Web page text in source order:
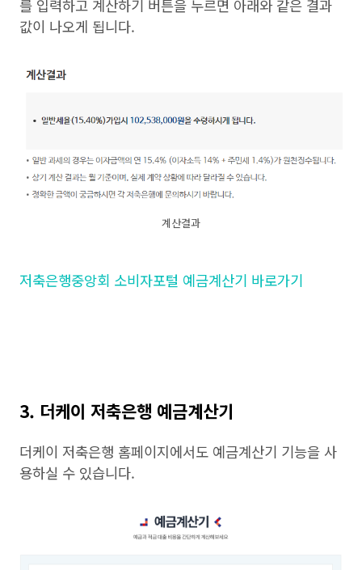
를 입력하고 계산하기 버튼을 누르면 아래와 같은 결과
값이 나오게 됩니다.
계산결과
저축은행중앙회 소비자포털 예금계산기 바로가기
3. 더케이 저축은행 예금계산기
더케이 저축은행 홈페이지에서도 예금계산기 기능을 사
용하실 수 있습니다.